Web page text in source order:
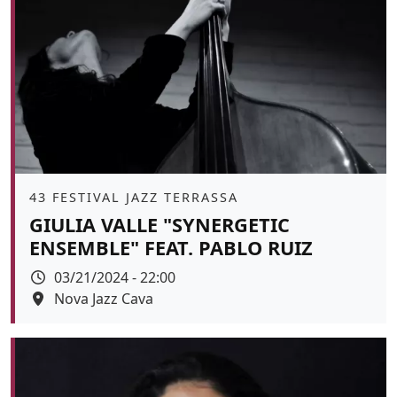
Àmbit
43 FESTIVAL JAZZ TERRASSA
GIULIA VALLE "SYNERGETIC
ENSEMBLE" FEAT. PABLO RUIZ
Data
03/21/2024 - 22:00
Espai
Nova Jazz Cava